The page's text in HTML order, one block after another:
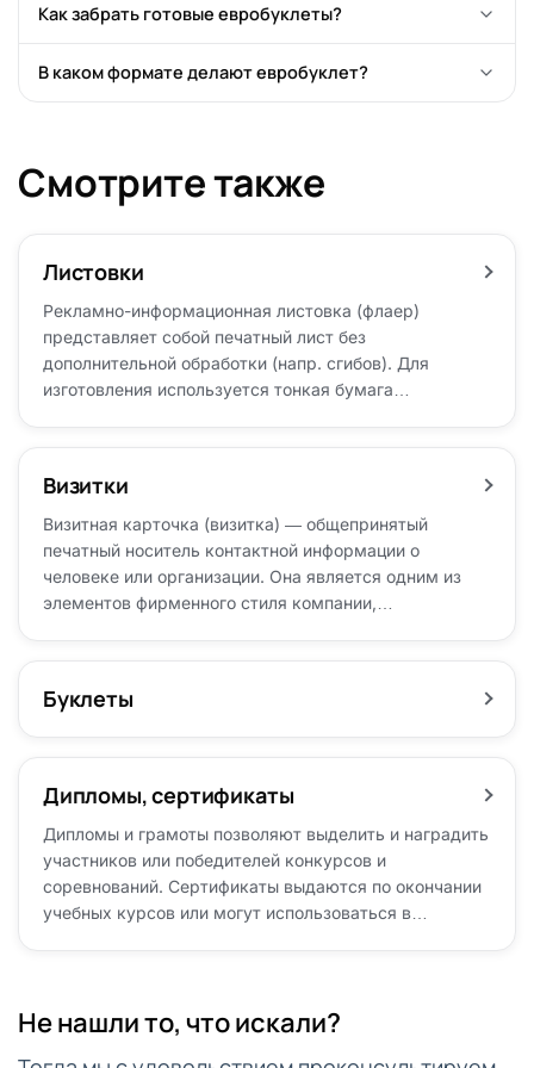
это отдельная платная услуга.
с менеджером цели буклета, и мы разработаем макет сами.
Свой файл сверьте с «Требованиями к макетам».
Как забрать готовые евробуклеты?
или доставка по городу, области и другим регионам
России — условия согласуем при заказе.
В каком формате делают евробуклет?
Смотрите также
Листовки
Рекламно-информационная листовка (флаер)
представляет собой печатный лист без
дополнительной обработки (напр. сгибов). Для
изготовления используется тонкая бумага
Визитки
Визитная карточка (визитка) — общепринятый
печатный носитель контактной информации о
человеке или организации. Она является одним из
элементов фирменного стиля компании,…
Буклеты
Дипломы, сертификаты
Дипломы и грамоты позволяют выделить и наградить
участников или победителей конкурсов и
соревнований. Сертификаты выдаются по окончании
учебных курсов или могут использоваться в…
Не нашли то, что искали?